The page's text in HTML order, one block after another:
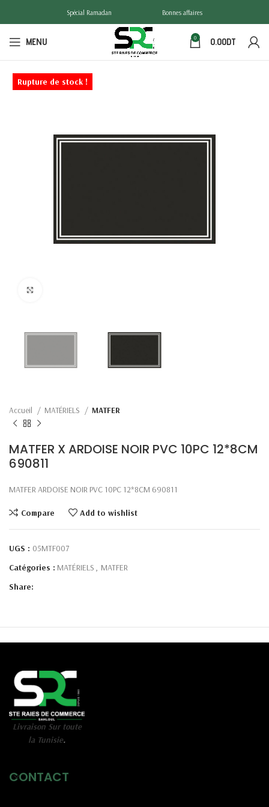
Spécial Ramadan Bonnes affaires
MENU 0 0.00DT
Rupture de stock !
Accueil MATÉRIELS MATFER
MATFER X ARDOISE NOIR PVC 10PC 12*8CM
690811
MATFER ARDOISE NOIR PVC 10PC 12*8CM 690811
Compare Add to wishlist
UGS : 05MTF007
Catégories : MATÉRIELS , MATFER
Share:
Livraison Sur toute
la Tunisie.
CONTACT